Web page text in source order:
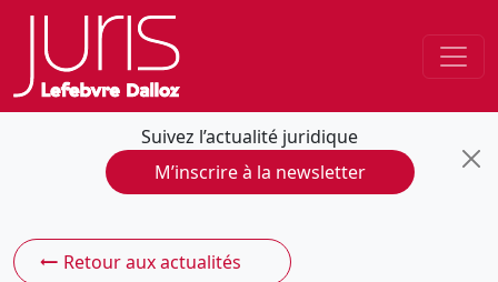
Suivez l’actualité juridique
M’inscrire à la newsletter
Retour aux actualités